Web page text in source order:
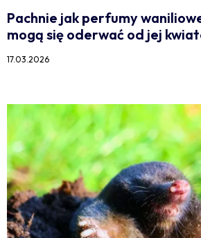
Pachnie jak perfumy
mogą się oderwać od jej
17.03.2026